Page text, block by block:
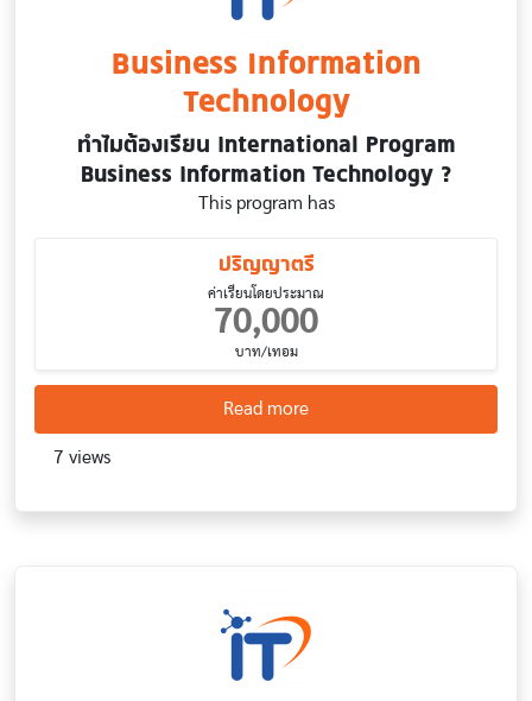
Business Information
Technology
ทำไมต้องเรียน International Program
Business Information Technology ?
This program has
ปริญญาตรี
ค่าเรียนโดยประมาณ
70,000
บาท/เทอม
Read moreabout Business
7 views